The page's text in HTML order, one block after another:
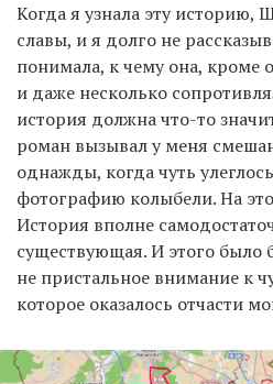
Когда я узнала эту историю,
славы, и я долго не
понимала, к чему она, кроме
и даже несколько
история должна что-то
роман вызывал у меня
однажды, когда чуть
фотографию колыбели. На
История вполне
существующая. И этого было
не пристальное внимание к
которое оказалось отчасти